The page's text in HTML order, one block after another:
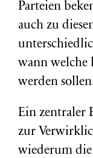
Parteien
auch zu
wann welche
werden
Ein zentraler
zur
wiederum die